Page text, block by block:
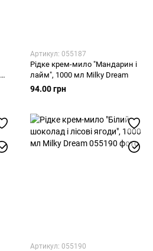
Артикул: 055187
Рідке крем-мило "Мандарин і
лайм", 1000 мл Milky Dream
94.00 грн
Артикул: 055190